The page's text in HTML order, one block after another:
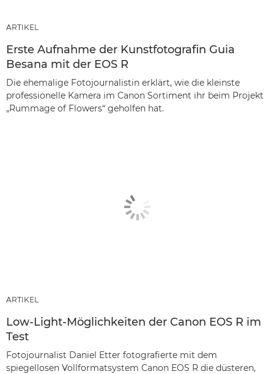
ARTIKEL
Erste Aufnahme der Kunstfotografin Guia
Besana mit der EOS R
Die ehemalige Fotojournalistin erklärt, wie die kleinste
professionelle Kamera im Canon Sortiment ihr beim Projekt
„Rummage of Flowers“ geholfen hat.
ARTIKEL
Low-Light-Möglichkeiten der Canon EOS R im
Test
Fotojournalist Daniel Etter fotografierte mit dem
spiegellosen Vollformatsystem Canon EOS R die düsteren,